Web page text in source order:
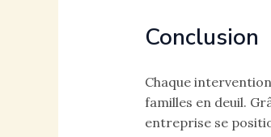
Conclusion
Chaque
familles en deuil.
entreprise se